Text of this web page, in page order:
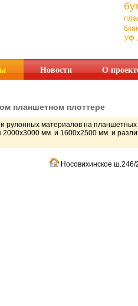
УФ
Новости О
планшетном плоттере
рулонных материалов на
2000х3000 мм. и 1600х2500 мм. и
Носовихинское ш.246/